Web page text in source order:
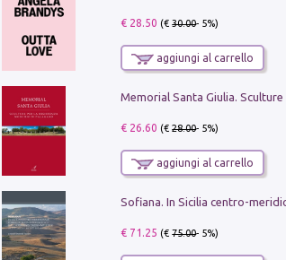
€ 28.50 (€30.00- 5%)
aggiungi al carrello
€ 26.60 (€28.00- 5%)
aggiungi al carrello
€ 71.25 (€75.00- 5%)